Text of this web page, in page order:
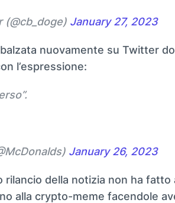
January 27, 2023
nuovamente su Twitter
l’espressione:
”.
January 26, 2023
rilancio della notizia non ha fatto
alla crypto-meme facendole